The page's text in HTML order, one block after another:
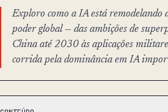
Exploro como a IA está remodelando
poder global — das ambições de
China até 2030 às aplicações
corrida pela dominância em IA